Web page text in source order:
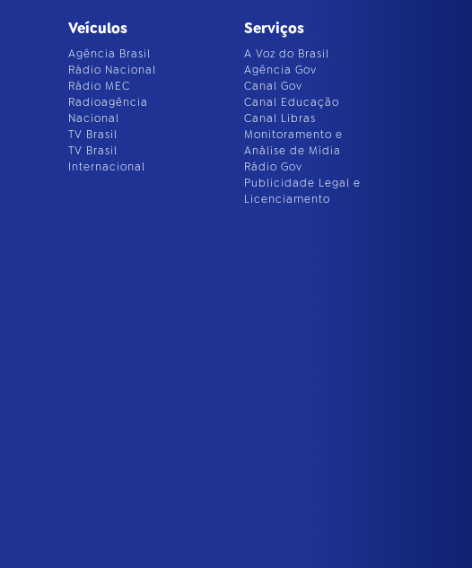
Veículos
Agência Brasil
Rádio Nacional
Rádio MEC
Radioagência
Nacional
TV Brasil
TV Brasil
Internacional
Serviços
A Voz do Brasil
Agência Gov
Canal Gov
Canal Educação
Canal Libras
Monitoramento e
Análise de Mídia
Rádio Gov
Publicidade Legal e
Licenciamento